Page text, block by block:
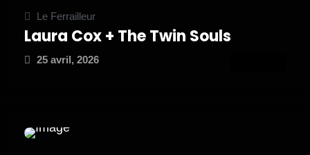
Le Ferrailleur
Laura Cox + The Twin Souls
25 avril, 2026